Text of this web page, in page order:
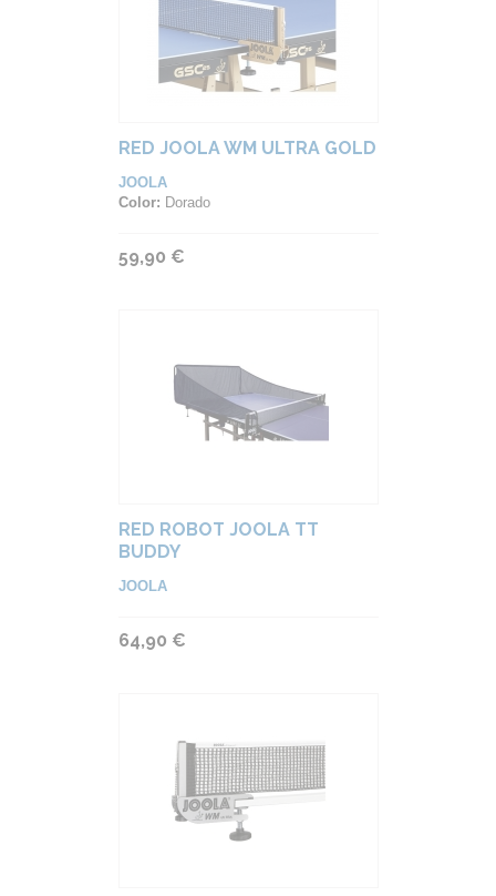
RED JOOLA WM ULTRA GOLD
JOOLA
Color: Dorado
59,90 €
RED ROBOT JOOLA TT
BUDDY
JOOLA
64,90 €